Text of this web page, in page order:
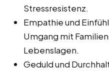
Stressresistenz.
Empathie und
Umgang mit
Lebenslagen.
Geduld und